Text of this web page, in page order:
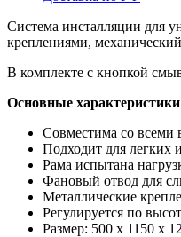
Система инсталляции для
креплениями,
В комплекте с кнопкой
Основные
Совместима со всеми
Подходит для легких
Рама испытана
Фановый отвод для
Металлические
Регулируется по
Размер: 500 х 1150 х